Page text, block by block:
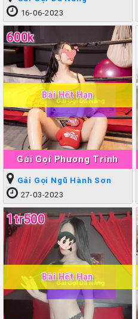
16-06-2023
Gái Gọi Phương Trinh
600k
Bài Hết Hạn
Gái Gọi Ngũ Hành Sơn
27-03-2023
1tr500
Bài Hết Hạn